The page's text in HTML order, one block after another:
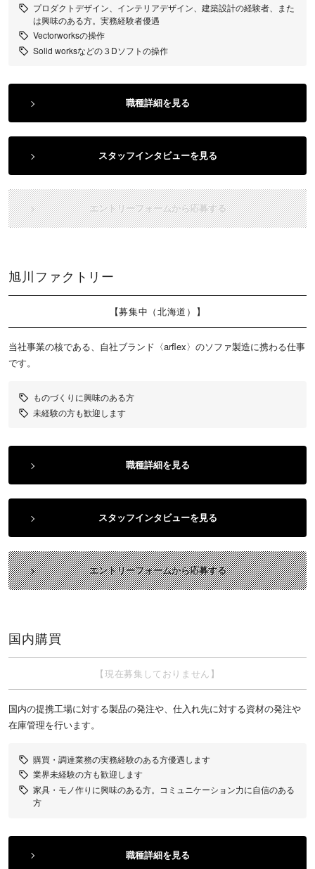
プロダクトデザイン、インテリアデザイン、建築設計の経験者、また
は興味のある方。実務経験者優遇
Vectorworksの操作
Solid worksなどの３Dソフトの操作
職種詳細を見る
スタッフインタビューを見る
エントリーフォームから応募する
旭川ファクトリー
【募集中（北海道）】
当社事業の核である、自社ブランド〈arflex〉のソファ製造に携わる仕事
です。
ものづくりに興味のある方
未経験の方も歓迎します
職種詳細を見る
スタッフインタビューを見る
エントリーフォームから応募する
国内購買
【現在募集しておりません】
国内の提携工場に対する製品の発注や、仕入れ先に対する資材の発注や
在庫管理を行います。
購買・調達業務の実務経験のある方優遇します
業界未経験の方も歓迎します
家具・モノ作りに興味のある方。​コミュニケーション力に自信のある
方
職種詳細を見る